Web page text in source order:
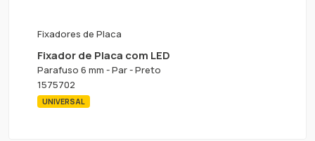
Fixadores de Placa
Fixador de Placa com LED
Parafuso 6 mm - Par - Preto
1575702
UNIVERSAL